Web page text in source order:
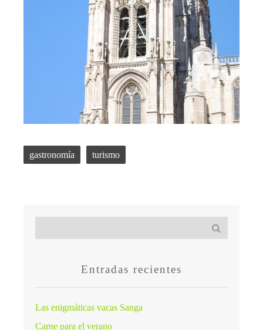
gastronomía turismo
Entradas recientes
Las enigmáticas vacas Sanga
Carne para el verano